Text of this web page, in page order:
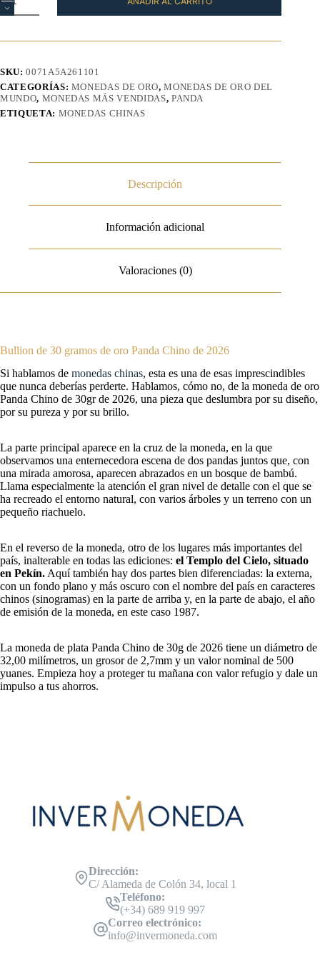
Panda
Chino
30
cantidad
SKU:0071A5A261101
CATEGORÍAS: MONEDAS DE ORO,MONEDAS DE ORO DEL
MUNDO, MONEDAS MÁS VENDIDAS, PANDA
ETIQUETA: MONEDAS CHINAS
Descripción
Información adicional
Valoraciones (0)
Bullion de 30 gramos de oro Panda Chino de 2026
Si hablamos de monedas chinas, esta es una de esas imprescindibles
que nunca deberías perderte. Hablamos, cómo no, de la moneda de oro
Panda Chino de 30gr de 2026, una pieza que deslumbra por su diseño,
por su pureza y por su brillo.
La parte principal aparece en la cruz de la moneda, en la que
observamos una enternecedora escena de dos pandas juntos que, con
una mirada amorosa, aparecen abrazados en un bosque de bambú.
Llama especialmente la atención el gran nivel de detalle con el que se
ha recreado el entorno natural, con varios árboles y un terreno con un
pequeño riachuelo.
En el reverso de la moneda, otro de los lugares más importantes del
país, inalterable en todas las ediciones: el Templo del Cielo, situado
en Pekín.Aquí también hay dos partes bien diferenciadas: la externa,
con un fondo plano y más oscuro con el nombre del país en caracteres
chinos (sinogramas) en la parte de arriba y, en la parte de abajo, el año
de emisión de la moneda, en este caso 1987.
La moneda de plata Panda Chino de 30g de 2026 tiene un diámetro de
32,00 milímetros, un grosor de 2,7mm y un valor nominal de 500
yuanes. Empieza hoy a proteger tu mañana con valor refugio y dale un
impulso a tus ahorros.
Dirección:
C/ Alameda de Colón 34, local 1
Teléfono:
(+34) 689 919 997
Correo electrónico:
info@invermoneda.com